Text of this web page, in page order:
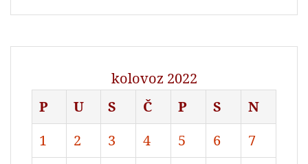
kolovoz 2022
P
U S Č P S
N
1
2 3 4 5 6
7